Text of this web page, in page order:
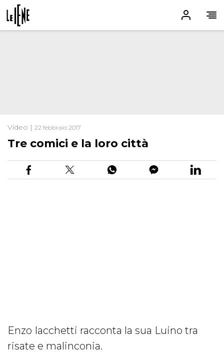
Video | 22 febbraio 2017
Tre comici e la loro città
Enzo Iacchetti racconta la sua Luino tra
risate e malinconia.